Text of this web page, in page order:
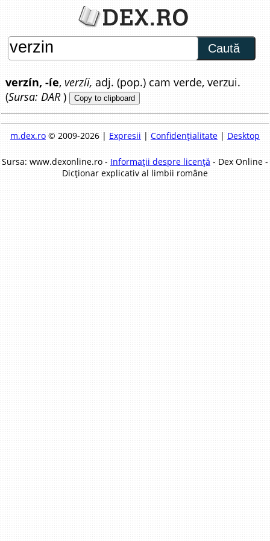
Caută
verzín, -íe, verzíi, adj. (pop.) cam verde, verzui.
(Sursa: DAR) Copy to clipboard
m.dex.ro© 2009-2026 | Expresii | Confidențialitate| Desktop
Sursa: www.dexonline.ro - Informații despre licență - Dex Online -
Dicționar explicativ al limbii române